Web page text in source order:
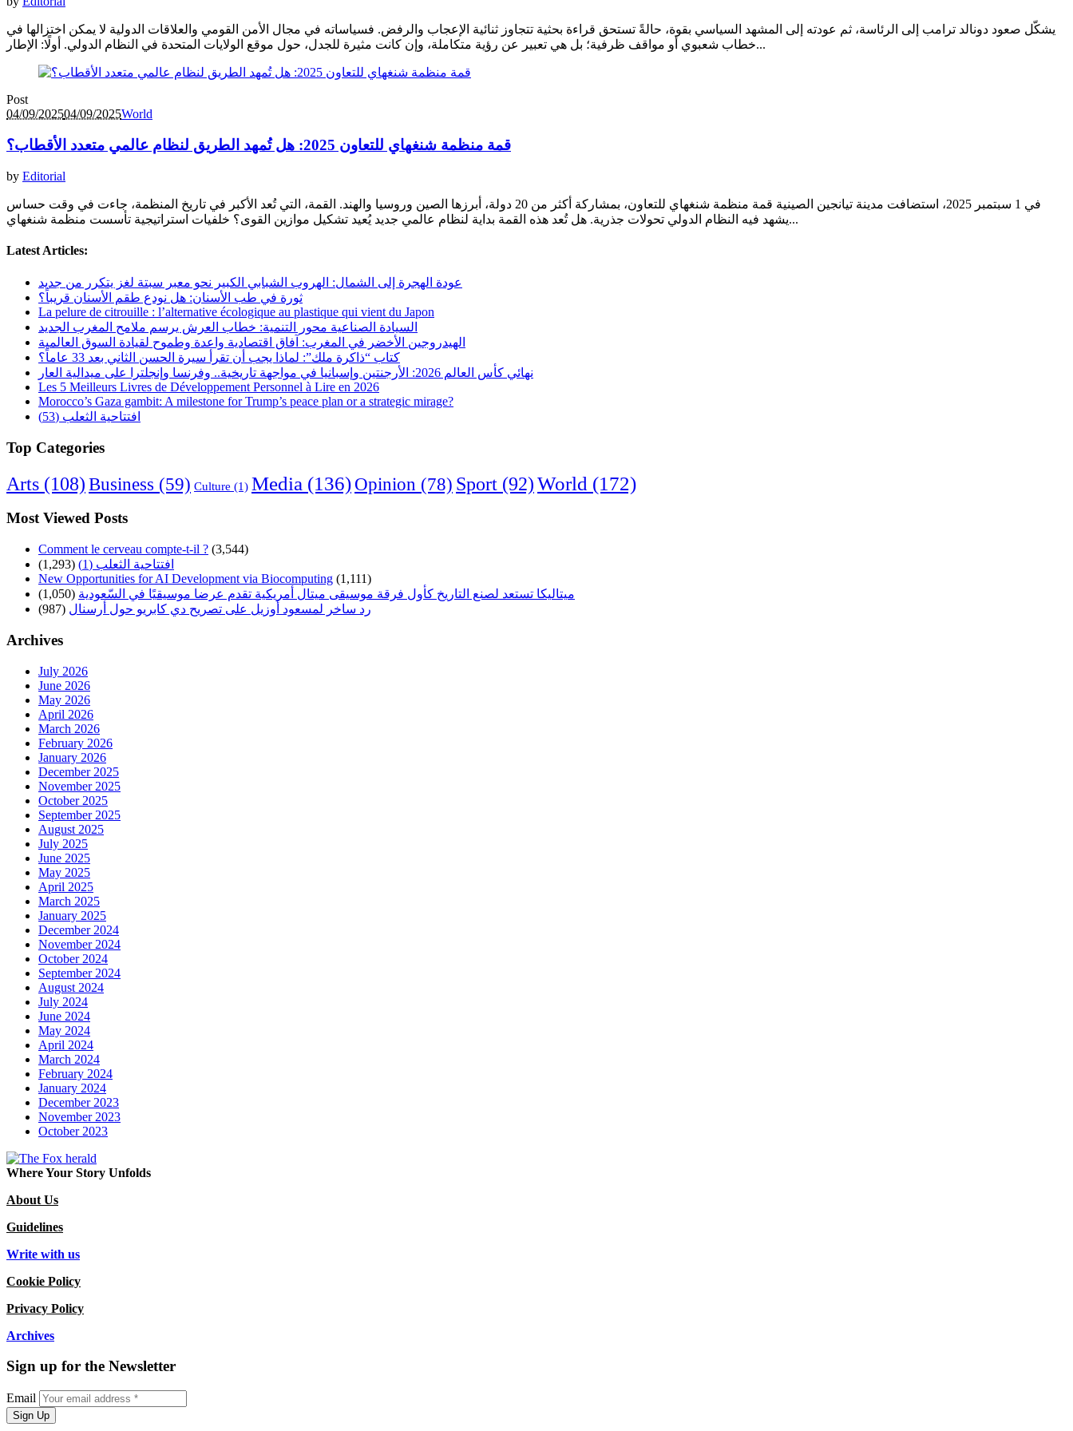
يشكّل صعود دونالد ترامب إلى الرئاسة، ثم عودته إلى المشهد السياسي بقوة، حالةً تستحق قراءة بحثية تتجاوز ثنائية الإعجاب والرفض. فسياساته في مجال الأمن القومي والعلاقات الدولية لا يمكن اختزالها في
خطاب شعبوي أو مواقف ظرفية؛ بل هي تعبير عن رؤية متكاملة، وإن كانت مثيرة للجدل، حول موقع الولايات المتحدة في النظام الدولي. أولًا: الإطار...
Post
04/09/202504/09/2025World
قمة منظمة شنغهاي للتعاون 2025: هل تُمهد الطريق لنظام عالمي متعدد الأقطاب؟
by Editorial
في 1 سبتمبر 2025، استضافت مدينة تيانجين الصينية قمة منظمة شنغهاي للتعاون، بمشاركة أكثر من 20 دولة، أبرزها الصين وروسيا والهند. القمة، التي تُعد الأكبر في تاريخ المنظمة، جاءت في وقت حساس
يشهد فيه النظام الدولي تحولات جذرية. هل تُعد هذه القمة بداية لنظام عالمي جديد يُعيد تشكيل موازين القوى؟ خلفيات استراتيجية تأسست منظمة شنغهاي...
Latest Articles:
عودة الهجرة إلى الشمال: الهروب الشبابي الكبير نحو معبر سبتة لغز يتكرر من جديد
ثورة في طب الأسنان: هل نودع طقم الأسنان قريباً؟
La pelure de citrouille : l’alternative écologique au plastique qui vient du Japon
السيادة الصناعية محور التنمية: خطاب العرش يرسم ملامح المغرب الجديد
الهيدروجين الأخضر في المغرب: آفاق اقتصادية واعدة وطموح لقيادة السوق العالمية
كتاب “ذاكرة ملك”: لماذا يجب أن تقرأ سيرة الحسن الثاني بعد 33 عاماً؟
نهائي كأس العالم 2026: الأرجنتين وإسبانيا في مواجهة تاريخية.. وفرنسا وإنجلترا على ميدالية العار
Les 5 Meilleurs Livres de Développement Personnel à Lire en 2026
Morocco’s Gaza gambit: A milestone for Trump’s peace plan or a strategic mirage?
افتتاحية الثعلب (53)
Top Categories
Arts (108) Business (59) Culture (1) Media (136)Opinion (78) Sport (92)World (172)
Most Viewed Posts
Comment le cerveau compte-t-il ? (3,544)
افتتاحية الثعلب (1)
(1,293)
New Opportunities for AI Development via Biocomputing (1,111)
ميتاليكا تستعد لصنع التاريخ كأول فرقة موسيقى ميتال أمريكية تقدم عرضا موسيقيًا في السّعودية (1,050)
رد ساخر لمسعود أوزيل على تصريح دي كابريو حول أرسنال (987)
Archives
July 2026
June 2026
May 2026
April 2026
March 2026
February 2026
January 2026
December 2025
November 2025
October 2025
September 2025
August 2025
July 2025
June 2025
May 2025
April 2025
March 2025
January 2025
December 2024
November 2024
October 2024
September 2024
August 2024
July 2024
June 2024
May 2024
April 2024
March 2024
February 2024
January 2024
December 2023
November 2023
October 2023
Where Your Story Unfolds
About Us
Guidelines
Write with us
Cookie Policy
Privacy Policy
Archives
Sign up for the Newsletter
Email